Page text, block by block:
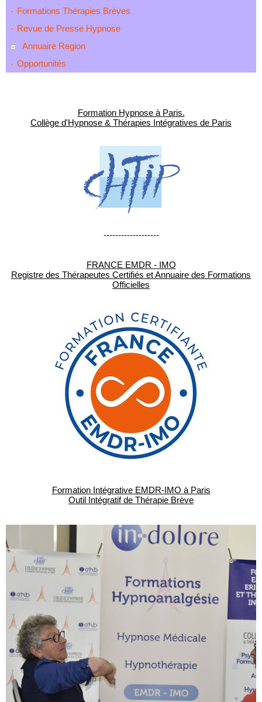
Formations Thérapies Brèves
Revue de Presse Hypnose
Annuaire Region
Opportunités
Formation Hypnose à Paris.
Collège d'Hypnose & Thérapies Intégratives de Paris
-------------------
FRANCE EMDR - IMO
Registre des Thérapeutes Certifiés et Annuaire des Formations
Officielles
Formation Intégrative EMDR-IMO à Paris
Outil Intégratif de Thérapie Brève